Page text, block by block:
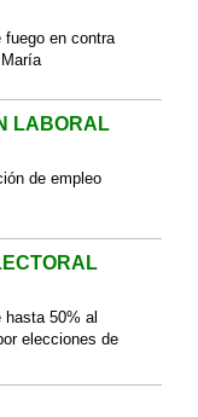
fuego en contra
LABORAL
de empleo
hasta 50% al
elecciones de